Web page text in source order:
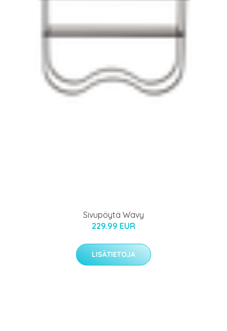
Sivupöytä Wavy
229.99 EUR
LISÄTIETOJA